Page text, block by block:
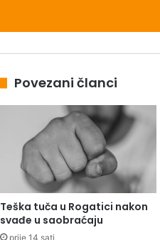
Povezani članci
Teška tuča u Rogatici nakon
svađe u saobraćaju
prije 14 sati